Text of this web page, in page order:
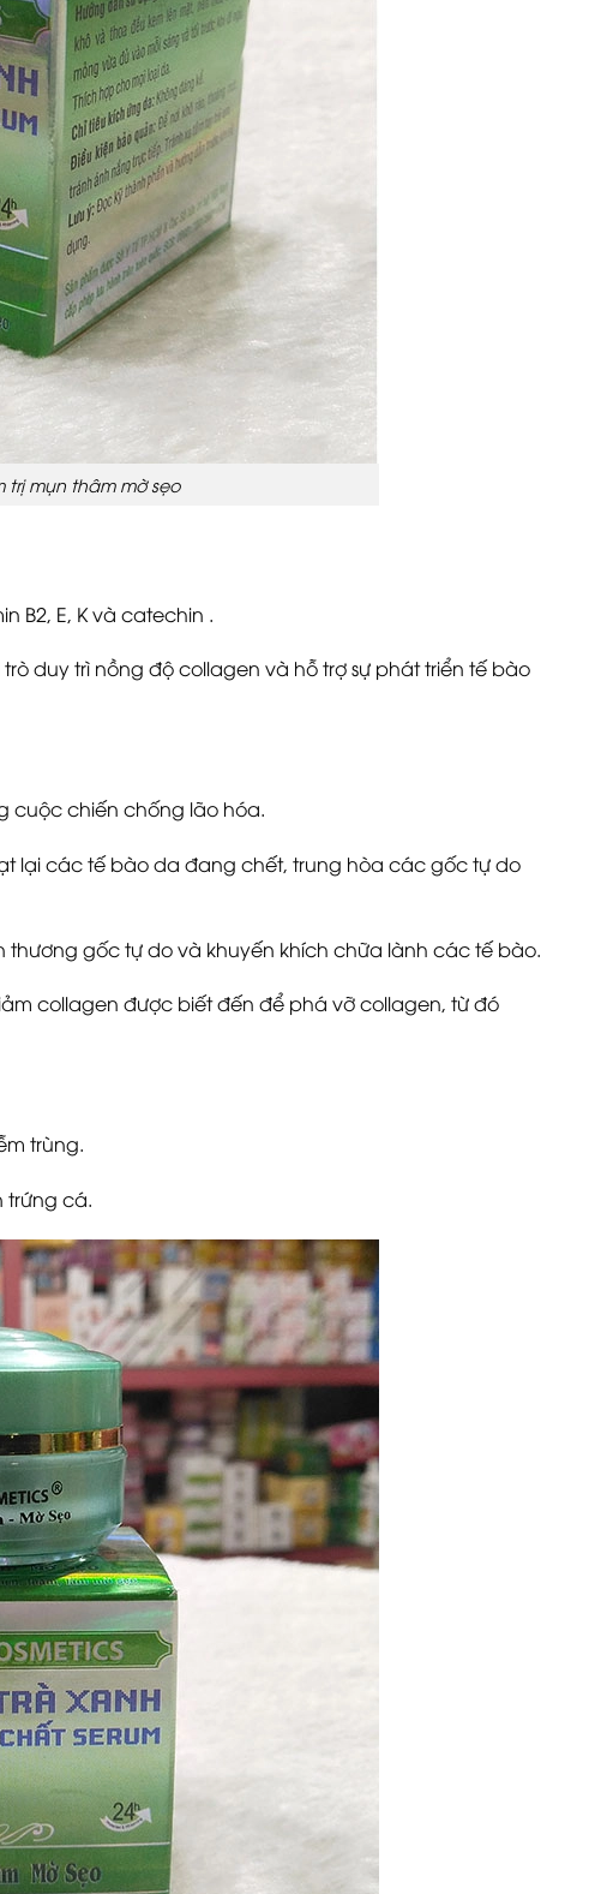
trị mụn thâm mờ sẹo
B2, E, K và catechin .
duy trì nồng độ collagen và hỗ trợ sự phát triển tế bào
cuộc chiến chống lão hóa.
lại các tế bào da đang chết, trung hòa các gốc tự do
gốc tự do và khuyến khích chữa lành các tế bào.
collagen được biết đến để phá vỡ collagen, từ đó
trùng.
trứng cá.